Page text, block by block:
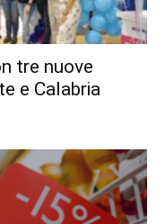
tre nuove
e Calabria